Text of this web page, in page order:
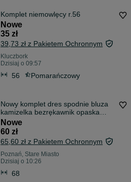
Komplet niemowlęcy r.56
Nowe
35 zł
39,73 zł z Pakietem Ochronnym
Kluczbork
Dzisiaj o 09:57
56 Pomarańczowy
Nowy komplet dres spodnie bluza
kamizelka bezrękawnik opaska
arbuzy 68
Nowe
60 zł
65,60 zł z Pakietem Ochronnym
Poznań, Stare Miasto
Dzisiaj o 10:26
68